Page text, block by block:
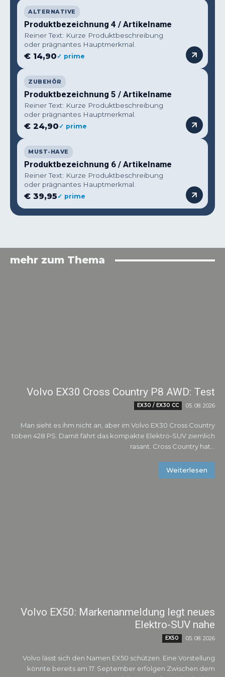
ALTERNATIVE
Produktbezeichnung 4 / Artikelname
Reiner Text: Kurze Produktbeschreibung
oder prägnantes Hauptmerkmal.
€ 14,90✓ prime
ZUBEHÖR
Produktbezeichnung 5 / Artikelname
Reiner Text: Kurze Produktbeschreibung
oder prägnantes Hauptmerkmal.
€ 24,90✓ prime
MUST-HAVE
Produktbezeichnung 6 / Artikelname
Reiner Text: Kurze Produktbeschreibung
oder prägnantes Hauptmerkmal.
€ 39,95✓ prime
mehr zum Thema
Volvo EX30 Cross Country P8 AWD: Test
EX30 / EX30 CC 05. 08. 2026
Man sieht es ihm nicht an, aber im Volvo EX30 Cross Country
toben 428 PS. Damit fährt das kompakte Elektro-SUV ziemlich
rasant. Cross Country hat...
Weiterlesen
Volvo EX50: Markenanmeldung legt neues
Elektro-SUV nahe
EX50 05. 08. 2026
Volvo lässt sich den Namen EX50 schützen. Eine Vorstellung
könnte bereits am 17. September erfolgen Zwischen dem